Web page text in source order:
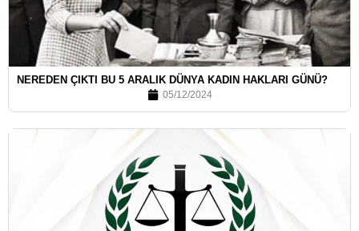
NEREDEN ÇIKTI BU 5 ARALIK DÜNYA KADIN HAKLARI GÜNÜ?
05/12/2024